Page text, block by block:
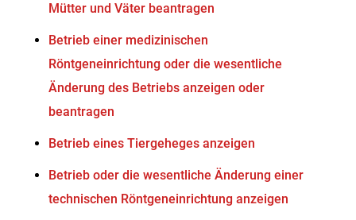
Mütter und Väter beantragen
Betrieb einer medizinischen
Röntgeneinrichtung oder die wesentliche
Änderung des Betriebs anzeigen oder
beantragen
Betrieb eines Tiergeheges anzeigen
Betrieb oder die wesentliche Änderung einer
technischen Röntgeneinrichtung anzeigen